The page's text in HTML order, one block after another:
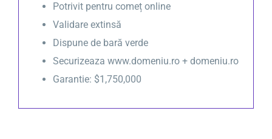
Potrivit pentru comeț online
Validare extinsă
Dispune de bară verde
Securizeaza www.domeniu.ro + domeniu.ro
Garantie: $1,750,000